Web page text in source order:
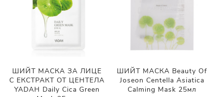
ШИЙТ МАСКА ЗА ЛИЦЕ
С ЕКСТРАКТ ОТ ЦЕНТЕЛА
YADAH Daily Cica Green
ШИЙТ МАСКА Beauty Of
Joseon Centella Asiatica
Calming Mask 25мл